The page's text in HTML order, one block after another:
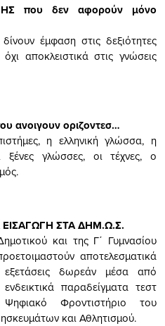
που δεν αφορούν μόνο
έμφαση στις δεξιότητες
αποκλειστικά στις γνώσεις
ανοιγουν οριζοντεσ…
η ελληνική γλώσσα, η
ξένες γλώσσες, οι τέχνες, ο
ΕΙΣΑΓΩΓΗ ΣΤΑ ΔΗΜ.Ω.Σ.
και της Γ΄ Γυμνασίου
αποτελεσματικά
εξετάσεις δωρεάν μέσα από
παραδείγματα τεστ
Φροντιστήριο του
και Αθλητισμού.